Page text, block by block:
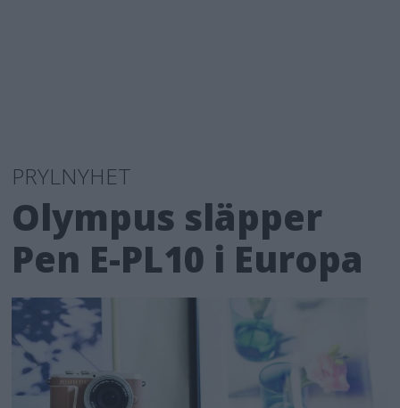
PRYLNYHET
Olympus släpper
Pen E-PL10 i Europa